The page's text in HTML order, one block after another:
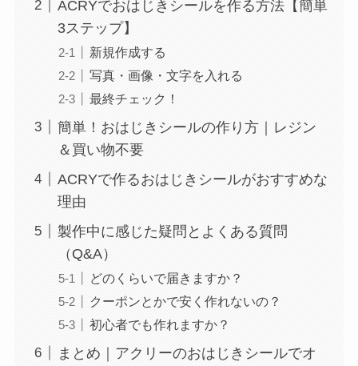
ACRYでおはじきシールを作る方法【簡単
3ステップ】
新規作成する
写真・画像・文字を入れる
最終チェック！
簡単！おはじきシールの作り方｜レジン
＆買い物不要
ACRYで作るおはじきシールがおすすめな
理由
製作中に感じた疑問とよくある質問
（Q&A）
どのくらいで届きますか？
クーポンとかで安く作れないの？
初心者でも作れますか？
まとめ｜アクリーのおはじきシールでオ